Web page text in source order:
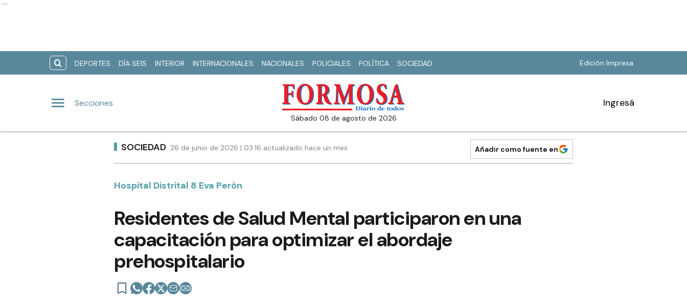
Ads
DEPORTES DÍA SEIS INTERIOR INTERNACIONALES NACIONALES POLICIALES POLÍTICA SOCIEDAD Edición Impresa
Secciones
sábado 08 de agosto de 2026
Ingresá
SOCIEDAD 26 de junio de 2026 | 03:16 actualizado hace un mes Añadir como fuente en
Hospital Distrital 8 Eva Perón
Residentes de Salud Mental participaron en una
capacitación para optimizar el abordaje
prehospitalario